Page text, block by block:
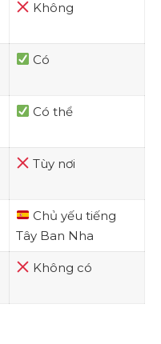
Không
Có
Có thể
Tùy nơi
Chủ yếu tiếng
Tây Ban Nha
Không có